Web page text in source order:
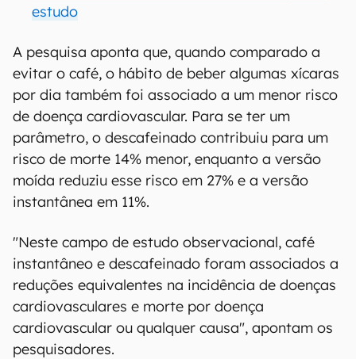
estudo
A pesquisa aponta que, quando comparado a
evitar o café, o hábito de beber algumas xícaras
por dia também foi associado a um menor risco
de doença cardiovascular. Para se ter um
parâmetro, o descafeinado contribuiu para um
risco de morte 14% menor, enquanto a versão
moída reduziu esse risco em 27% e a versão
instantânea em 11%.
"Neste campo de estudo observacional, café
instantâneo e descafeinado foram associados a
reduções equivalentes na incidência de doenças
cardiovasculares e morte por doença
cardiovascular ou qualquer causa", apontam os
pesquisadores.